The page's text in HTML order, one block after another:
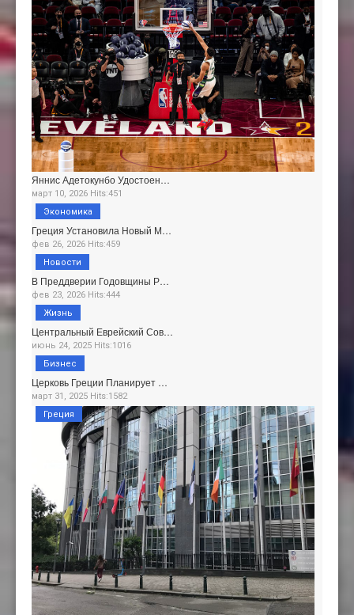
Яннис Адетокунбо Удостоен…
март 10, 2026 Hits:451
Греция Установила Новый М…
фев 26, 2026 Hits:459
Экономика
В Преддверии Годовщины Р…
фев 23, 2026 Hits:444
Новости
Центральный Еврейский Сов…
июнь 24, 2025 Hits:1016
Жизнь
Церковь Греции Планирует …
март 31, 2025 Hits:1582
Бизнес
Греция